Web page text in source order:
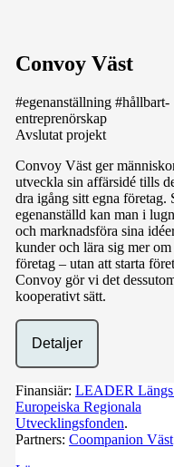
Convoy Väst
#egenanställning #hållbart-
entreprenörskap
Avslutat projekt
Convoy Väst ger
utveckla sin affärsidé tills
dra igång sitt egna företag.
egenanställd kan man i
och marknadsföra sina
kunder och lära sig mer
företag – utan att starta
Convoy gör vi det
kooperativt sätt.
Detaljer
Finansiär: LEADER
Europeiska Regionala
Utvecklingsfonden.
Partners: Coompanion Väst